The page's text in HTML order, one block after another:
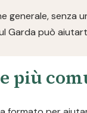
generale, senza
Garda può
più